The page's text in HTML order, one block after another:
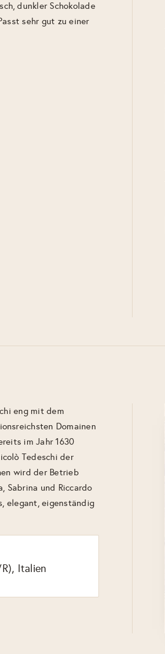
dunkler Schokolade
sehr gut zu einer
eng mit dem
Domainen
im Jahr 1630
Tedeschi der
wird der Betrieb
Sabrina und Riccardo
elegant, eigenständig
Italien